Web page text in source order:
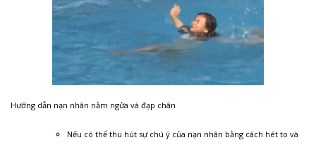
Hướng dẫn nạn nhân nằm ngửa và đạp chân
Nếu có thể thu hút sự chú ý của nạn nhân bằng cách hét to và